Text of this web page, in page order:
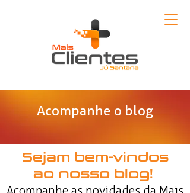
Acompanhe o blog
Sejam bem-vindos
ao nosso blog!